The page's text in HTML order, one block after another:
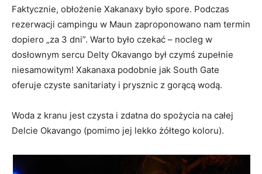
Faktycznie, obłożenie Xakanaxy było spore. Podczas
rezerwacji campingu w Maun zaproponowano nam termin
dopiero „za 3 dni”. Warto było czekać – nocleg w
dosłownym sercu Delty Okavango był czymś zupełnie
niesamowitym! Xakanaxa podobnie jak South Gate
oferuje czyste sanitariaty i prysznic z gorącą wodą.
Woda z kranu jest czysta i zdatna do spożycia na całej
Delcie Okavango (pomimo jej lekko żółtego koloru).